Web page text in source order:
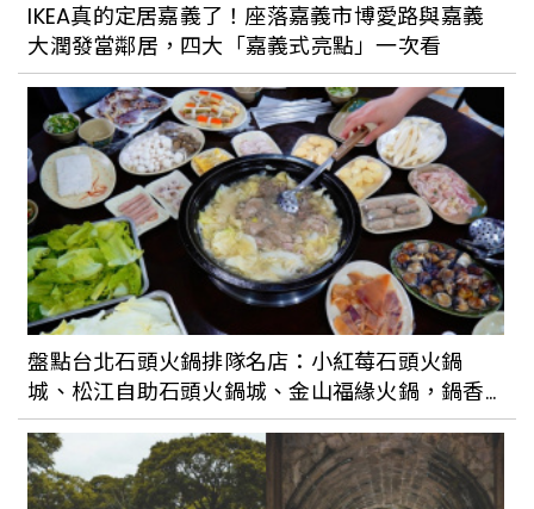
踩在藝術上看見台北的美：水利處「台北
蓋水」釋出全新城市彩繪人孔蓋設計成
品，預計9月與市民Say Hi !
IKEA真的定居嘉義了！座落嘉義市博愛路與嘉義
大潤發當鄰居，四大「嘉義式亮點」一次看
盤點台北石頭火鍋排隊名店：小紅莓石頭火鍋
城、松江自助石頭火鍋城、金山福緣火鍋，鍋香
氣十足完全吃不膩